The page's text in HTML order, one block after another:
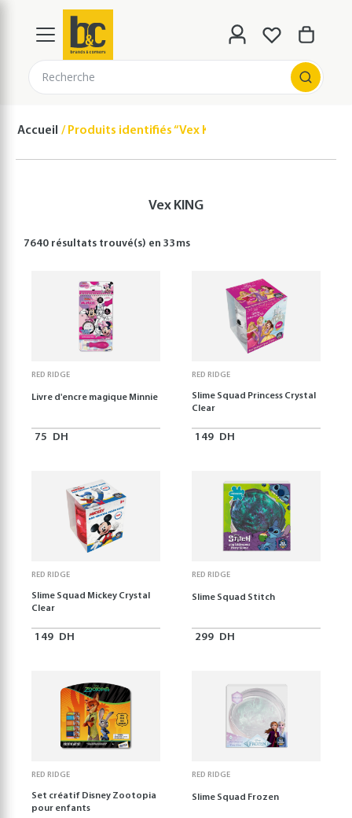
Recherche
Accueil Produits identifiés “Vex KING”
Vex KING
7640 résultats trouvé(s) en33 ms
RED RIDGE
Livre d'encre magique Minnie
75 DH
RED RIDGE
Slime Squad Princess Crystal
Clear
149 DH
RED RIDGE
Slime Squad Mickey Crystal
Clear
149 DH
RED RIDGE
Slime Squad Stitch
299 DH
RED RIDGE
Set créatif Disney Zootopia
pour enfants
RED RIDGE
Slime Squad Frozen